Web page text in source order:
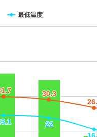
30.3
30.3
22
22
最低温度